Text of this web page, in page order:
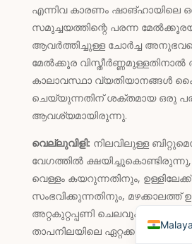
എന്നിവ കാരണം ഷാങ്ഹായിലെ
സമുച്ചയത്തിന്റെ പരന്ന
ആവർത്തിച്ചുള്ള ചോർച്ച
മേൽക്കൂര വിസ്തീർണ്ണമുള്ളതിനാൽ
കാലാവസ്ഥാ വ്യതിയാനങ്ങൾ
ചെയ്യുന്നതിന് ശക്തമായ ഒരു
ആവശ്യമായിരുന്നു.
വെല്ലുവിളി: നിലവിലുള്ള
വേഗത്തിൽ
വെള്ളം കയറുന്നതിനും,
സംഭവിക്കുന്നതിനും, മഴക്കാലത്ത്
അറ്റകുറ്റപ്പണി ചെലവുകൾക്കും
താപനിലയിലെ ഏറ്റക്കുറച്ചിലുകൾ
Hindi
French